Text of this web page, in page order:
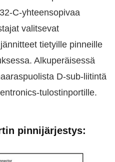
C-yhteensopivaa
valitsevat
tietyille pinneille
Alkuperäisessä
D-sub-liitintä
tulostinportille.
pinnijärjestys: